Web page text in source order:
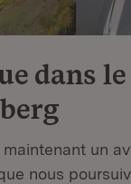
dans le
un
nous